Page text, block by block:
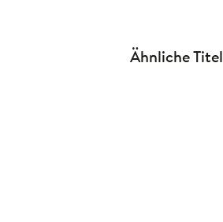
Ähnliche Titel